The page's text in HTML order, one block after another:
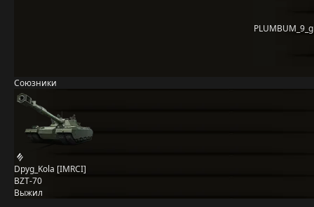
PLUMBUM_9_g
Союзники
Dpyg_Kola [IMRCI]
BZT-70
Выжил